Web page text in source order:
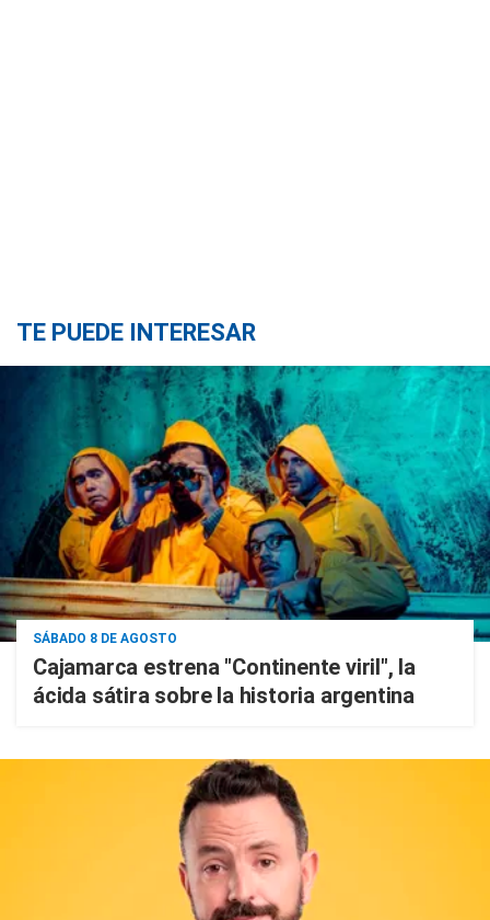
TE PUEDE INTERESAR
SÁBADO 8 DE AGOSTO
Cajamarca estrena "Continente viril", la
ácida sátira sobre la historia argentina